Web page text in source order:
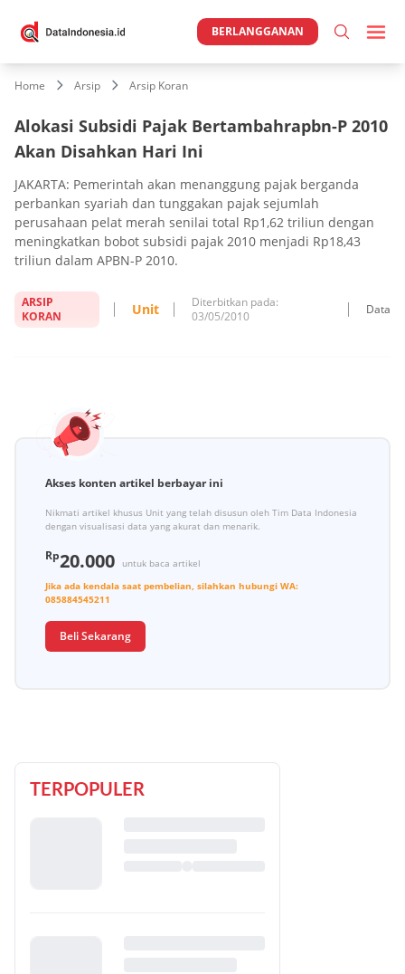
BERLANGGANAN
Home Arsip Arsip Koran
Alokasi Subsidi Pajak Bertambahrapbn-P 2010
Akan Disahkan Hari Ini
JAKARTA: Pemerintah akan menanggung pajak berganda
perbankan syariah dan tunggakan pajak sejumlah
perusahaan pelat merah senilai total Rp1,62 triliun dengan
meningkatkan bobot subsidi pajak 2010 menjadi Rp18,43
triliun dalam APBN-P 2010.
ARSIP
KORAN
Unit
Diterbitkan pada:
03/05/2010
Data
Akses konten artikel berbayar ini
Nikmati artikel khusus Unit yang telah disusun oleh Tim Data Indonesia
dengan visualisasi data yang akurat dan menarik.
Rp20.000
untuk baca artikel
Jika ada kendala saat pembelian, silahkan hubungi WA:
085884545211
Beli Sekarang
TERPOPULER